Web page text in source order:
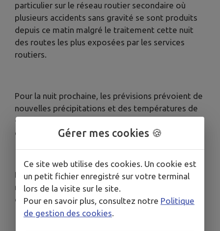
particulier sur le réseau routier secondaire où
plusieurs accidents sans gravité se sont produits
depuis ce matin malgré le traitement cette nuit
des routes les plus exposées par les services
routiers.
Pour la nuit prochaine, les prévisions prévoient de
nouvelles précipitations et des températures de
-2 à -3 degrés favorisant de nouveau l'apparition
du verglas.
De nombreux usagers sont attendus sur le réseau
routier bretillien ce week-end qui marque la fin
des congés scolaires,
Gérer mes cookies 🍪
Ce site web utilise des cookies. Un cookie est
un petit fichier enregistré sur votre terminal
lors de la visite sur le site.
Pour en savoir plus, consultez notre Politique
de gestion des cookies